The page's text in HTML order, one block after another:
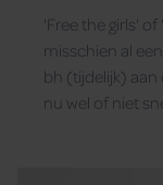
'Free the girls'
misschien al
bh (tijdelijk) aan
nu wel of niet